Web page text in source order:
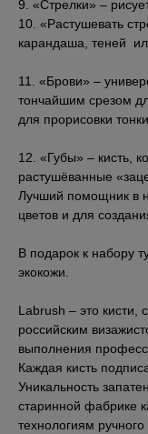
9. «Стрелки» –
10. «Растушевать
карандаша, теней
11. «Брови» –
тончайшим срезом
для прорисовки
12. «Губы» – кисть,
растушёванные
Лучший помощник в
цветов и для
В подарок к набору
экокожи.
Labrush – это кисти,
российским
выполнения
Каждая кисть
Уникальность
старинной фабрике
технологиям
Отзывы